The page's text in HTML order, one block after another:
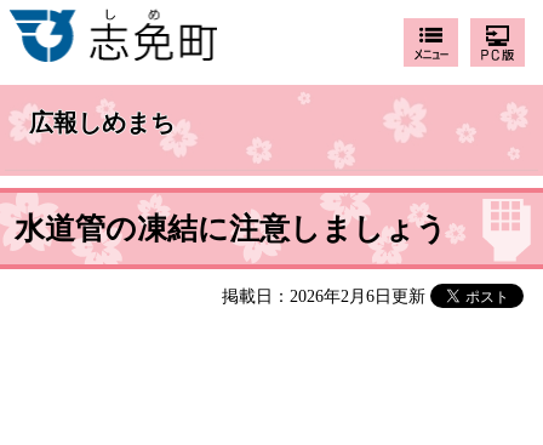
広報しめまち
水道管の凍結に注意しましょう
掲載日：2026年2月6日更新